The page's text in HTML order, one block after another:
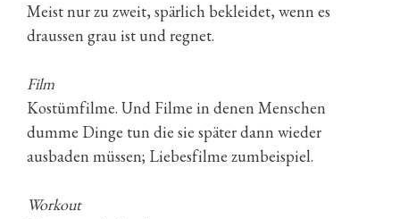
Meist nur zu zweit, spärlich bekleidet, wenn es
draussen grau ist und regnet.
Film
Kostümfilme. Und Filme in denen Menschen
dumme Dinge tun die sie später dann wieder
ausbaden müssen; Liebesfilme zumbeispiel.
Workout